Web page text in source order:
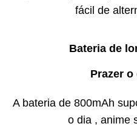
fácil de
Bateria de
Prazer
A bateria de 800mAh
o dia , anime